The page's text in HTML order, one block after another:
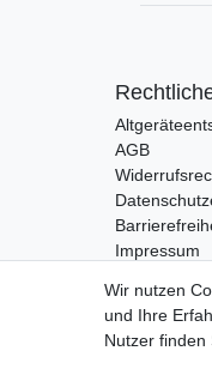
AGB
Impressum
Vertrag
Wir nutzen
und Ihre
Nutzer finden